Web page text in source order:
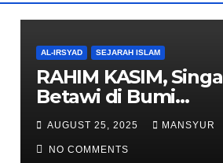
AL-IRSYAD SEJARAH ISLAM
RAHIM KASIM, Singa
Betawi di Bumi
Andalas
AUGUST 25, 2025 MANSYUR
NO COMMENTS